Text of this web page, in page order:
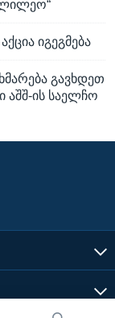
იგეგმება
გავხდეთ
აშშ-ის საელჩო